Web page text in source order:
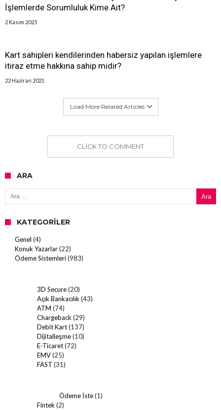
İşlemlerde Sorumluluk Kime Ait?
2 Kasım 2025
Kart sahipleri kendilerinden habersiz yapılan işlemlere
itiraz etme hakkına sahip midir?
22 Haziran 2021
Load More Related Articles
CLICK TO COMMENT
ARA
Arama:
KATEGORILER
Genel (4)
Konuk Yazarlar(22)
Ödeme Sistemleri(983)
3D Secure(20)
Açık Bankacılık(43)
ATM (74)
Chargeback(29)
Debit Kart(137)
Dijitalleşme(10)
E-Ticaret(72)
EMV(25)
FAST (31)
Ödeme İste(1)
Fintek(2)